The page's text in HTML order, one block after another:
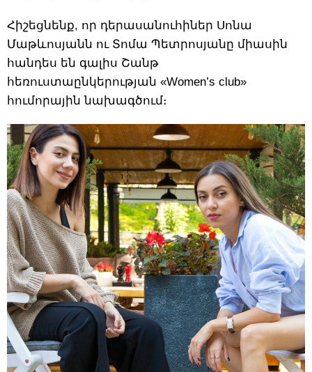
Հիշեցնենք, որ դերասանուհիներ Սոնա
Մաթևոսյանն ու Տոմա Պետրոսյանը միասին
հանդես են գալիս Շանթ
հեռուստաընկերության «Women’s club»
հումորային նախագծում։